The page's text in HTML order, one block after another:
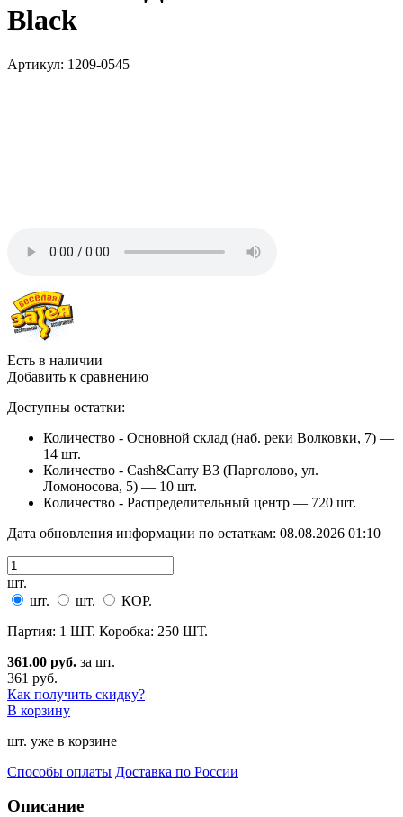
Black
Артикул: 1209-0545
Есть в наличии
Добавить к сравнению
Доступны остатки:
Количество - Основной склад (наб. реки Волковки, 7) —
14 шт.
Количество - Cash&Carry B3 (Парголово, ул.
Ломоносова, 5) — 10 шт.
Количество - Распределительный центр — 720 шт.
Дата обновления информации по остаткам: 08.08.2026 01:10
шт.
шт.
шт.
КОР.
Партия: 1 ШТ. Коробка: 250 ШТ.
361.00 руб. за шт.
361 руб.
Как получить скидку?
В корзину
шт. уже в корзине
Способы оплаты Доставка по России
Описание